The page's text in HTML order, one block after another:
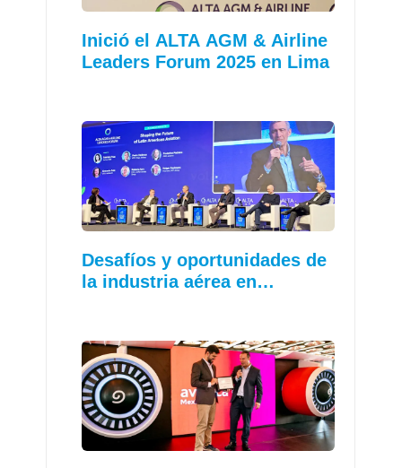
Inició el ALTA AGM & Airline
Leaders Forum 2025 en Lima
Desafíos y oportunidades de
la industria aérea en…